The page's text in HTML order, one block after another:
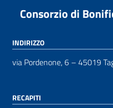
Consorzio di
INDIRIZZO
via Pordenone, 6 – 45019
RECAPITI